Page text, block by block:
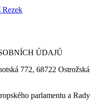
Rezek
ÚDAJŮ
772, 68722 Ostrožská
parlamentu a Rady